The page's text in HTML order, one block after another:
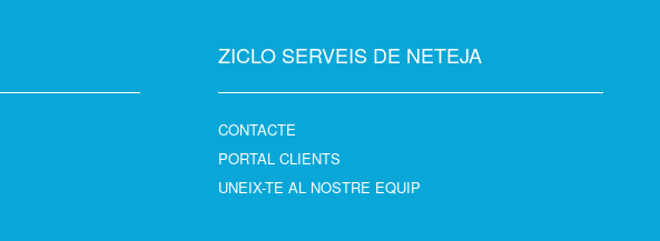
ZICLO SERVEIS DE NETEJA
CONTACTE
PORTAL CLIENTS
UNEIX-TE AL NOSTRE EQUIP